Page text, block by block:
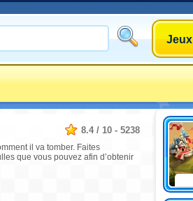
Jeux
8.4 / 10 - 5238
il va tomber. Faites
que vous pouvez afin d’obtenir